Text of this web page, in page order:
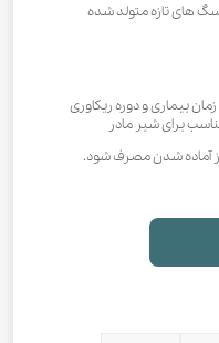
های تازه متولد شده
بیماری و دوره ریکاوری
برای شیر مادر